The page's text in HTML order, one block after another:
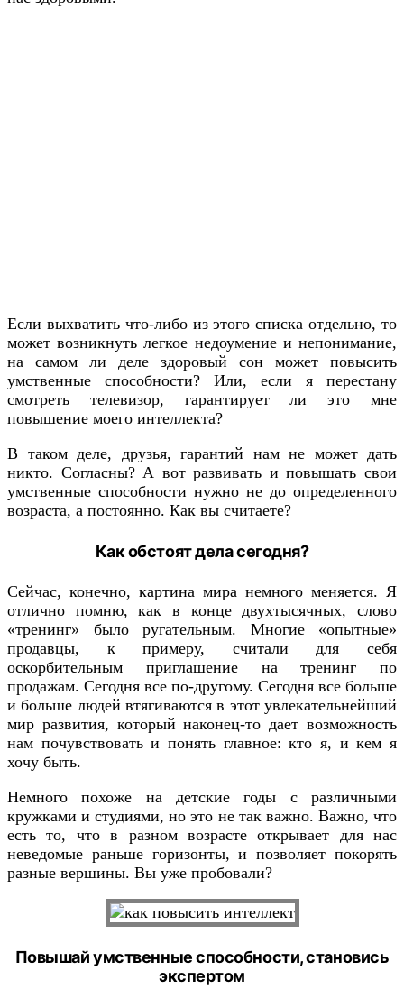
Если выхватить что-либо из этого списка отдельно, то
может возникнуть легкое недоумение и непонимание,
на самом ли деле здоровый сон может повысить
умственные способности? Или, если я перестану
смотреть телевизор, гарантирует ли это мне
повышение моего интеллекта?
В таком деле, друзья, гарантий нам не может дать
никто. Согласны? А вот развивать и повышать свои
умственные способности нужно не до определенного
возраста, а постоянно. Как вы считаете?
Как обстоят дела сегодня?
Сейчас, конечно, картина мира немного меняется. Я
отлично помню, как в конце двухтысячных, слово
«тренинг» было ругательным. Многие «опытные»
продавцы, к примеру, считали для себя
оскорбительным приглашение на тренинг по
продажам. Сегодня все по-другому. Сегодня все больше
и больше людей втягиваются в этот увлекательнейший
мир развития, который наконец-то дает возможность
нам почувствовать и понять главное: кто я, и кем я
хочу быть.
Немного похоже на детские годы с различными
кружками и студиями, но это не так важно. Важно, что
есть то, что в разном возрасте открывает для нас
неведомые раньше горизонты, и позволяет покорять
разные вершины. Вы уже пробовали?
Повышай умственные способности, становись
экспертом